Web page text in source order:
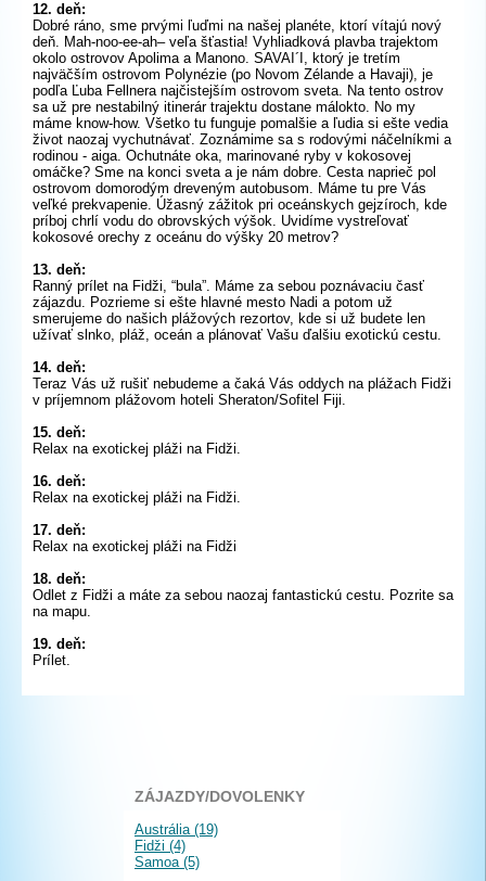
12. deň:
Dobré ráno, sme prvými ľuďmi na našej planéte, ktorí vítajú nový
deň. Mah-noo-ee-ah– veľa šťastia! Vyhliadková plavba trajektom
okolo ostrovov Apolima a Manono. SAVAI´I, ktorý je tretím
najväčším ostrovom Polynézie (po Novom Zélande a Havaji), je
podľa Ľuba Fellnera najčistejším ostrovom sveta. Na tento ostrov
sa už pre nestabilný itinerár trajektu dostane málokto. No my
máme know-how. Všetko tu funguje pomalšie a ľudia si ešte vedia
život naozaj vychutnávať. Zoznámime sa s rodovými náčelníkmi a
rodinou - aiga. Ochutnáte oka, marinované ryby v kokosovej
omáčke? Sme na konci sveta a je nám dobre. Cesta naprieč pol
ostrovom domorodým dreveným autobusom. Máme tu pre Vás
veľké prekvapenie. Úžasný zážitok pri oceánskych gejzíroch, kde
príboj chrlí vodu do obrovských výšok. Uvidíme vystreľovať
kokosové orechy z oceánu do výšky 20 metrov?
13. deň:
Ranný prílet na Fidži, “bula”. Máme za sebou poznávaciu časť
zájazdu. Pozrieme si ešte hlavné mesto Nadi a potom už
smerujeme do našich plážových rezortov, kde si už budete len
užívať slnko, pláž, oceán a plánovať Vašu ďalšiu exotickú cestu.
14. deň:
Teraz Vás už rušiť nebudeme a čaká Vás oddych na plážach Fidži
v príjemnom plážovom hoteli Sheraton/Sofitel Fiji.
15. deň:
Relax na exotickej pláži na Fidži.
16. deň:
Relax na exotickej pláži na Fidži.
17. deň:
Relax na exotickej pláži na Fidži
18. deň:
Odlet z Fidži a máte za sebou naozaj fantastickú cestu. Pozrite sa
na mapu.
19. deň:
Prílet.
ZÁJAZDY/DOVOLENKY
Austrália (19)
Fidži (4)
Samoa (5)